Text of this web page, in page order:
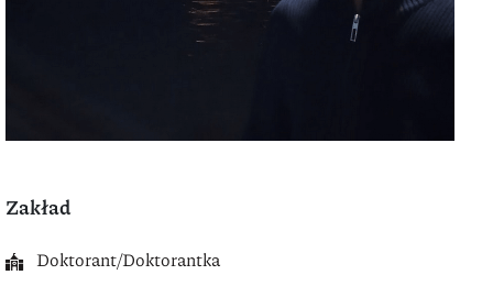
Zakład
Doktorant/Doktorantka